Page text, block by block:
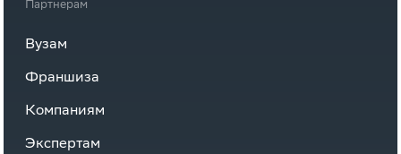
Партнерам
Вузам
Франшиза
Компаниям
Экспертам